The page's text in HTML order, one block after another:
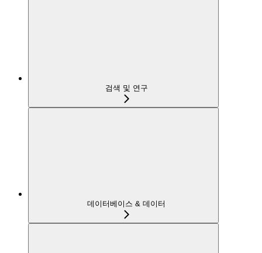
검색 및 연구
데이터베이스 & 데이터